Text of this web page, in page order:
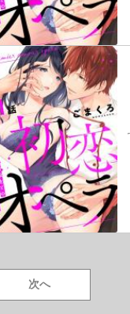
次へ